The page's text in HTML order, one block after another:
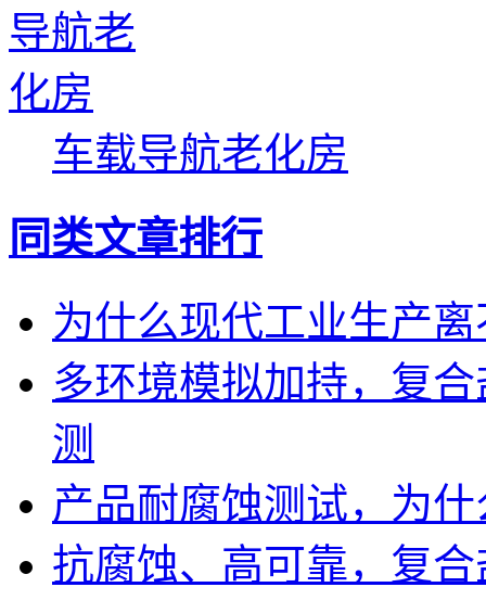
车载导航老化房
同类文章排行
为什么现代工业生产
多环境模拟加持，复
测
产品耐腐蚀测试，为
抗腐蚀、高可靠，复